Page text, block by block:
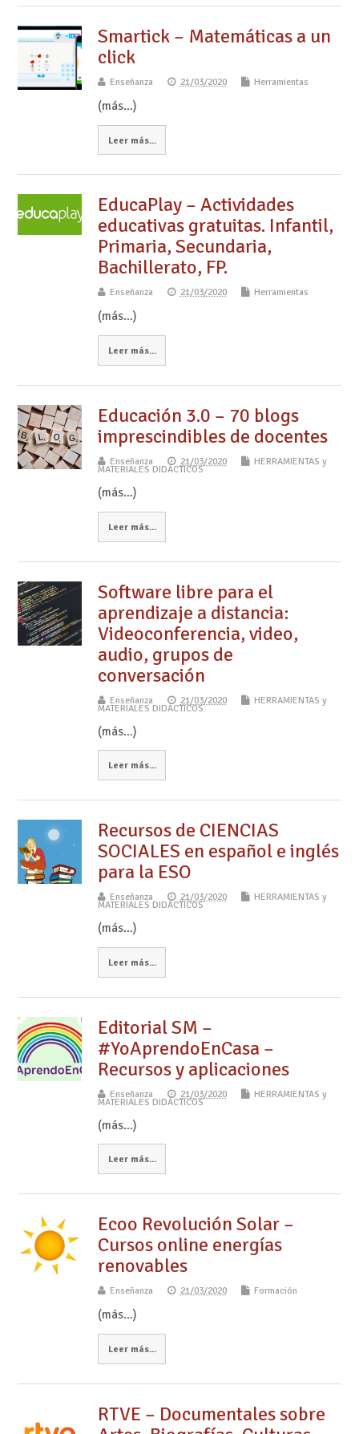
Smartick – Matemáticas a un
click
Enseñanza 21/03/2020 Herramientas
(más…)
Leer más...
EducaPlay – Actividades
educativas gratuitas. Infantil,
Primaria, Secundaria,
Bachillerato, FP.
Enseñanza 21/03/2020 Herramientas
(más…)
Leer más...
Educación 3.0 – 70 blogs
imprescindibles de docentes
Enseñanza 21/03/2020 HERRAMIENTAS y
MATERIALES DIDÁCTICOS
(más…)
Leer más...
Software libre para el
aprendizaje a distancia:
Videoconferencia, video,
audio, grupos de
conversación
Enseñanza 21/03/2020 HERRAMIENTAS y
MATERIALES DIDÁCTICOS
(más…)
Leer más...
Recursos de CIENCIAS
SOCIALES en español e inglés
para la ESO
Enseñanza 21/03/2020 HERRAMIENTAS y
MATERIALES DIDÁCTICOS
(más…)
Leer más...
Editorial SM –
#YoAprendoEnCasa –
Recursos y aplicaciones
Enseñanza 21/03/2020 HERRAMIENTAS y
MATERIALES DIDÁCTICOS
(más…)
Leer más...
Ecoo Revolución Solar –
Cursos online energías
renovables
Enseñanza 21/03/2020 Formación
(más…)
Leer más...
RTVE – Documentales sobre